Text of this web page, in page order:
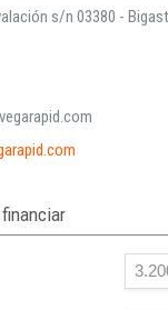
s/n 03380 -